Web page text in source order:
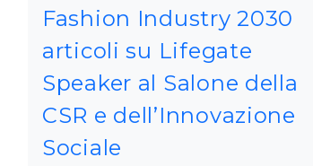
Fashion Industry 2030
articoli su Lifegate
Speaker al Salone della
CSR e dell’Innovazione
Sociale